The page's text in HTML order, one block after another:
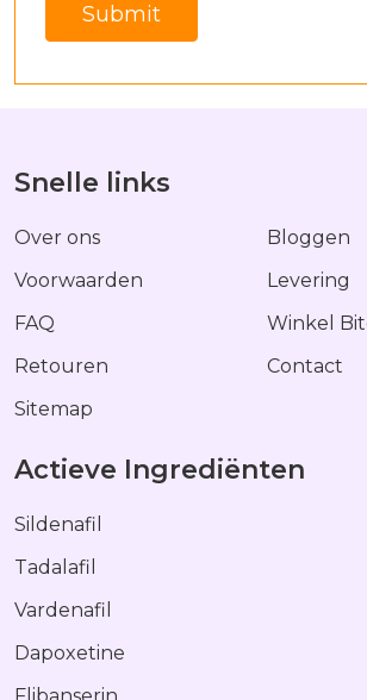
Submit
Snelle links
Over ons
Bloggen
Voorwaarden
Levering
FAQ
Winkel
Retouren
Contact
Sitemap
Actieve Ingrediënten
Sildenafil
Tadalafil
Vardenafil
Dapoxetine